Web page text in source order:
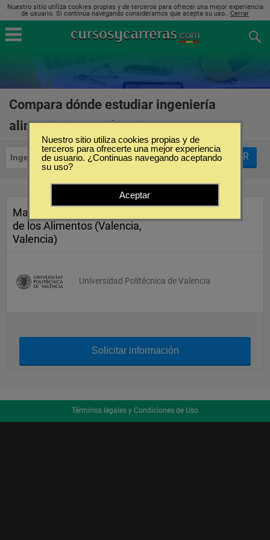
Nuestro sitio utiliza cookies propias y de terceros para ofrecer una mejor experiencia
de usuario. Si continúa navegando consideramos que acepta su uso.. Cerrar
Compara dónde estudiar ingeniería
alimenticia en Valencia
Ingeniería Alimenticia Valencia FILTRAR
Master en Ciencia e Ingeniería
de los Alimentos (Valencia,
Valencia)
Universidad Politécnica de Valencia
Solicitar información
Términos legales y Condiciones de Uso
Nuestro sitio utiliza cookies propias y de
terceros para ofrecerte una mejor experiencia
de usuario. ¿Continuas navegando aceptando
su uso?
Aceptar